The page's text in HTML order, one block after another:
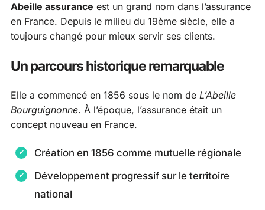
Abeille assurance est un grand nom dans l’assurance
en France. Depuis le milieu du 19ème siècle, elle a
toujours changé pour mieux servir ses clients.
Un parcours historique remarquable
Elle a commencé en 1856 sous le nom de L’Abeille
Bourguignonne. À l’époque, l’assurance était un
concept nouveau en France.
Création en 1856 comme mutuelle régionale
Développement progressif sur le territoire
national